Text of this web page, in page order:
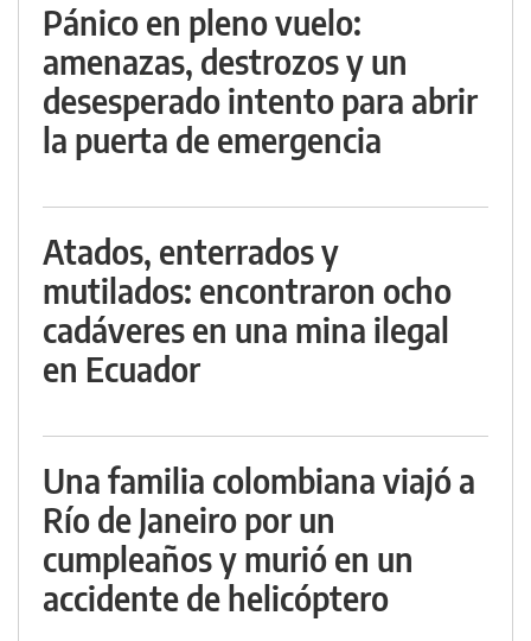
Pánico en pleno vuelo:
amenazas, destrozos y un
desesperado intento para abrir
la puerta de emergencia
Atados, enterrados y
mutilados: encontraron ocho
cadáveres en una mina ilegal
en Ecuador
Una familia colombiana viajó a
Río de Janeiro por un
cumpleaños y murió en un
accidente de helicóptero